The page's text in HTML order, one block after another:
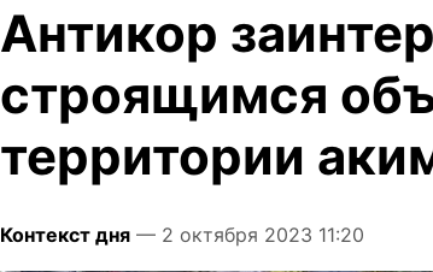
Антикор
строящимся
территории
Контекст дня — 2 октября 2023 11:20